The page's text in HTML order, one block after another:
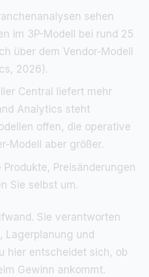
sehen
im 3P-Modell bei rund 25
über dem Vendor-Modell
2026).
Central liefert mehr
Analytics steht
offen, die operative
Modell aber größer.
Preisänderungen
Sie selbst um.
Sie verantworten
Lagerplanung und
hier entscheidet sich, ob
Gewinn ankommt.